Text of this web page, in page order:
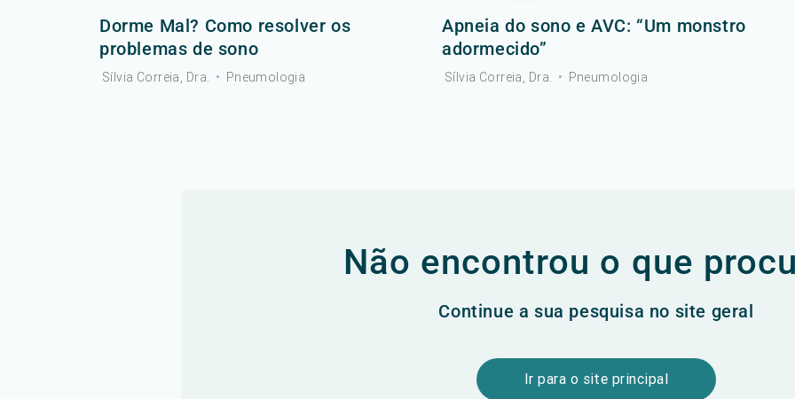
Dorme Mal? Como resolver os
problemas de sono
Sílvia Correia, Dra. • Pneumologia
Apneia do sono e AVC: “Um monstro
adormecido”
Sílvia Correia, Dra. • Pneumologia
Não encontrou o que
Continue a sua pesquisa no site geral
Ir para o site principal